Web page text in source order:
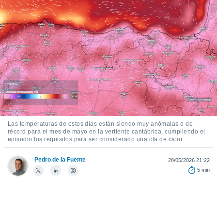
permite
seguir
contenido
coste.
botón
a la
la
todas
ya sean
nuestros
nos
y análisis
en
así como
perfil
ACEPTAR
Y
CONTINUAR
CONFIGURACIÓN
Las temperaturas de estos días están siendo muy anómalas o de
récord para el mes de mayo en la vertiente cantábrica, cumpliendo el
episodio los requisitos para ser considerado una ola de calor.
Pedro de la Fuente
28/05/2026 21:22
5 min